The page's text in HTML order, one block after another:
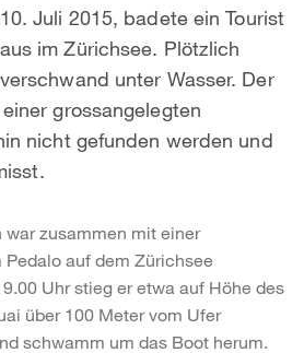
Juli 2015, badete ein Tourist
im Zürichsee. Plötzlich
unter Wasser. Der
grossangelegten
nicht gefunden werden und
war zusammen mit einer
auf dem Zürichsee
Uhr stieg er etwa auf Höhe des
über 100 Meter vom Ufer
schwamm um das Boot herum.